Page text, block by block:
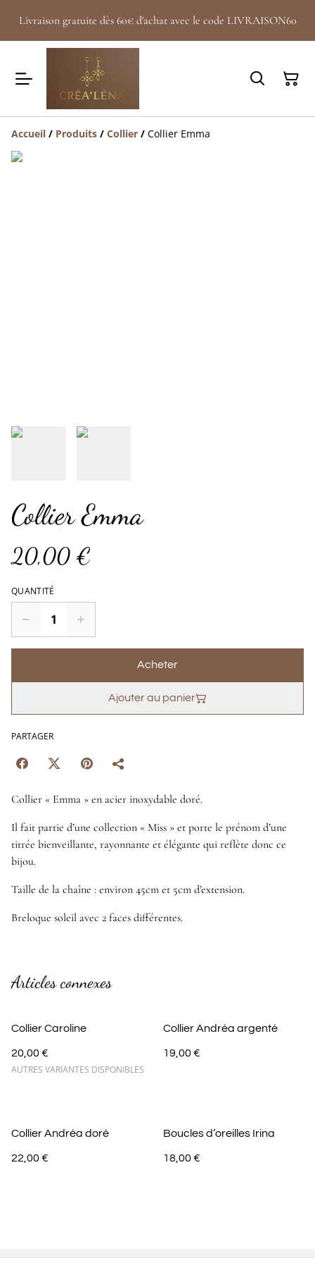
Livraison gratuite dès 60€ d'achat avec le code LIVRAISON60
Accueil / Produits / Collier / Collier Emma
Collier Emma
20,00 €
QUANTITÉ
Acheter
Ajouter au panier
PARTAGER
Collier « Emma » en acier inoxydable doré.
Il fait partie d’une collection « Miss » et porte le prénom d’une
titrée bienveillante, rayonnante et élégante qui reflète donc ce
bijou.
Taille de la chaîne : environ 45cm et 5cm d’extension.
Breloque soleil avec 2 faces différentes.
Articles connexes
Collier Caroline
20,00 €
AUTRES VARIANTES DISPONIBLES
Collier Andréa argenté
19,00 €
Collier Andréa doré
22,00 €
Boucles d’oreilles Irina
18,00 €